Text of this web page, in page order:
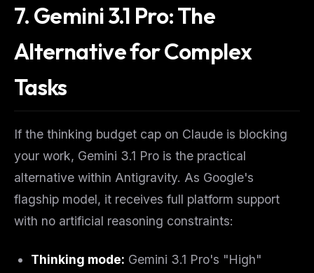
7. Gemini 3.1 Pro: The
Alternative for Complex
Tasks
If the thinking budget cap on Claude is blocking
your work, Gemini 3.1 Pro is the practical
alternative within Antigravity. As Google's
flagship model, it receives full platform support
with no artificial reasoning constraints:
Thinking mode: Gemini 3.1 Pro's "High"